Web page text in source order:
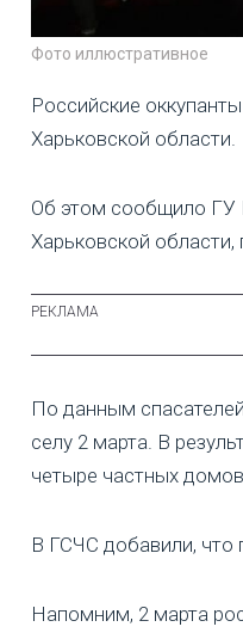
Фото иллюстративное
Российские
Харьковской области.
Об этом сообщило ГУ
Харьковской области,
По данным
селу 2 марта. В
четыре частных
В ГСЧС добавили, что
Напомним, 2 марта